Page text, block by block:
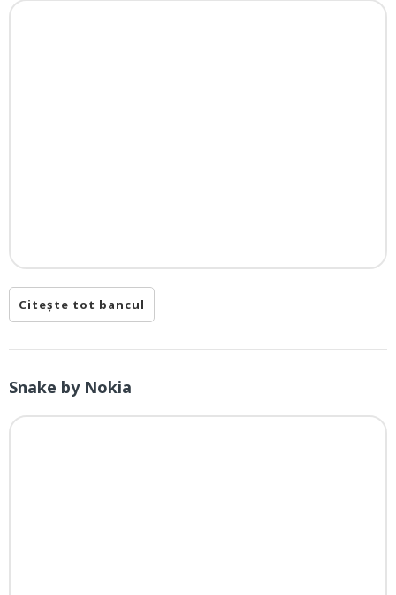
Citește tot bancul
Snake by Nokia